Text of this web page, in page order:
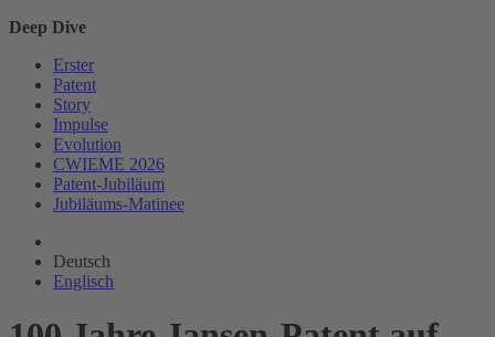
Deep Dive
Erster
Patent
Story
Impulse
Evolution
CWIEME 2026
Patent-Jubiläum
Jubiläums-Matinee
Deutsch
Englisch